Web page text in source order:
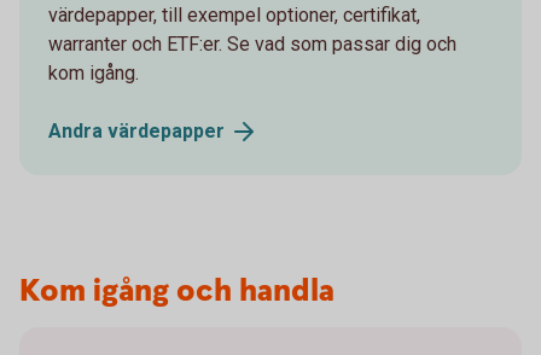
värdepapper, till exempel optioner, certifikat,
warranter och ETF:er. Se vad som passar dig och
kom igång.
Andra värdepapper
Kom igång och handla